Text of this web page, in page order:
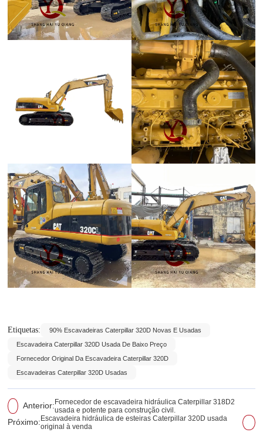
Etiquetas:
90% Escavadeiras Caterpillar 320D Novas E Usadas
Escavadeira Caterpillar 320D Usada De Baixo Preço
Fornecedor Original Da Escavadeira Caterpillar 320D
Escavadeiras Caterpillar 320D Usadas
Anterior:Fornecedor de escavadeira hidráulica Caterpillar 318D2
usada e potente para construção civil.
Próximo:Escavadeira hidráulica de esteiras Caterpillar 320D usada
original à venda